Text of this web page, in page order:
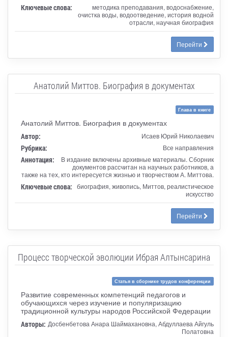
Ключевые слова:
методика преподавания, водоснабжение,
очистка воды, водоотведение, история водной
отрасли, научная биография
Перейти
Анатолий Миттов. Биография в документах
Глава в книге
Анатолий Миттов. Биография в документах
Автор: Исаев Юрий Николаевич
Рубрика: Все направления
Аннотация:
В издание включены архивные материалы. Сборник
документов рассчитан на научных работников, а
также на тех, кто интересуется жизнью и творчеством А. Миттова.
Ключевые слова: биография, живопись, Миттов, реалистическое
искусство
Перейти
Процесс творческой эволюции Ибрая Алтынсарина
Статья в сборнике трудов конференции
Развитие современных компетенций педагогов и
обучающихся через изучение и популяризацию
традиционной культуры народов Российской Федерации
Авторы: Досбенбетова Анара Шаймахановна, Абдуллаева Айгуль
Полатовна